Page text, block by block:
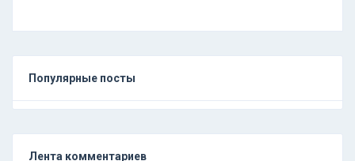
Популярные посты
Лента комментариев